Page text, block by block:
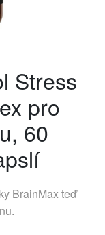
Stress
pro
60
BrainMaxteď